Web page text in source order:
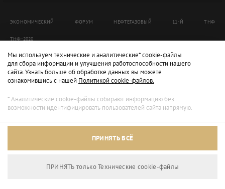
ЭКОНОМИЧЕСКИЙ ФОРУМ НЕФТЕГАЗОВЫЙ 11-Й ТНФ
ТНФ-2020
Мы используем технические и аналитические* cookie-файлы
для сбора информации и улучшения работоспособности нашего
сайта. Узнать больше об обработке данных вы можете
ознакомившись с нашей Политикой cookie-файлов.
* Аналитические cookie-файлы собирают информацию без
возможности идентифицировать пользователей сайта напрямую.
ПРИНЯТЬ ВСЁ
ПРИНЯТЬ только Технические сookie-файлы